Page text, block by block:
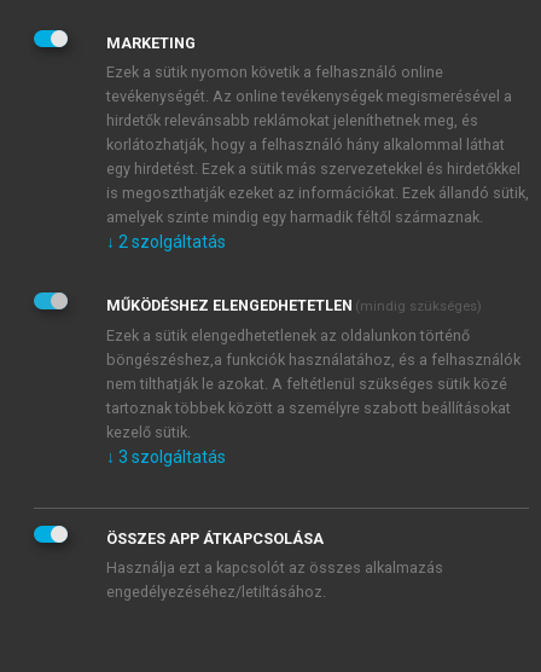
JELSZÓ
JELSZÓ ÚJRA
Kérek értesítést a MeRSZ újdonságairól, akcióiról.
Kérek értesítést az Akadémiai Kiadó Zrt. újdonságairól,
Adatkezelési tájékoztatóbanfoglaltakat tudomásul
veszem és elfogadom.
Általános vásárlási feltételeket, valamint a szotar.netés a
mersz.huoldalak licencszerződéseiben foglaltakat
tudomásul veszem és elfogadom.
KIPRÓBÁLOM
MARKETING
Ezek a sütik nyomon követik a felhasználó online
tevékenységét. Az online tevékenységek megismerésével a
hirdetők relevánsabb reklámokat jeleníthetnek meg, és
korlátozhatják, hogy a felhasználó hány alkalommal láthat
egy hirdetést. Ezek a sütik más szervezetekkel és hirdetőkkel
is megoszthatják ezeket az információkat. Ezek állandó sütik,
amelyek szinte mindig egy harmadik féltől származnak.
↓ 2 szolgáltatás
MŰKÖDÉSHEZ ELENGEDHETETLEN (mindig szükséges)
Ezek a sütik elengedhetetlenek az oldalunkon történő
böngészéshez,a funkciók használatához, és a felhasználók
nem tilthatják le azokat. A feltétlenül szükséges sütik közé
tartoznak többek között a személyre szabott beállításokat
kezelő sütik.
↓ 3 szolgáltatás
ÖSSZES APP ÁTKAPCSOLÁSA
Használja ezt a kapcsolót az összes alkalmazás
engedélyezéséhez/letiltásához.